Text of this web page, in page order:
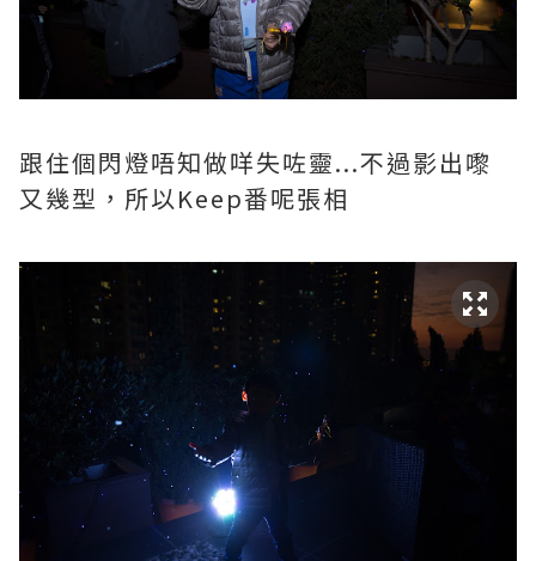
跟住個閃燈唔知做咩失咗靈...不過影出嚟
又幾型，所以Keep番呢張相